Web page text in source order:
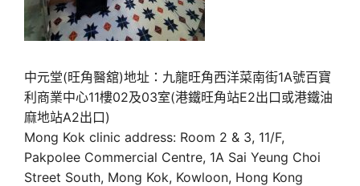
中元堂(旺角醫舘)地址：九龍旺角西洋菜南街1A號百寶
利商業中心11樓02及03室(港鐵旺角站E2出口或港鐵油
麻地站A2出口)
Mong Kok clinic address: Room 2 & 3, 11/F,
Pakpolee Commercial Centre, 1A Sai Yeung Choi
Street South, Mong Kok, Kowloon, Hong Kong